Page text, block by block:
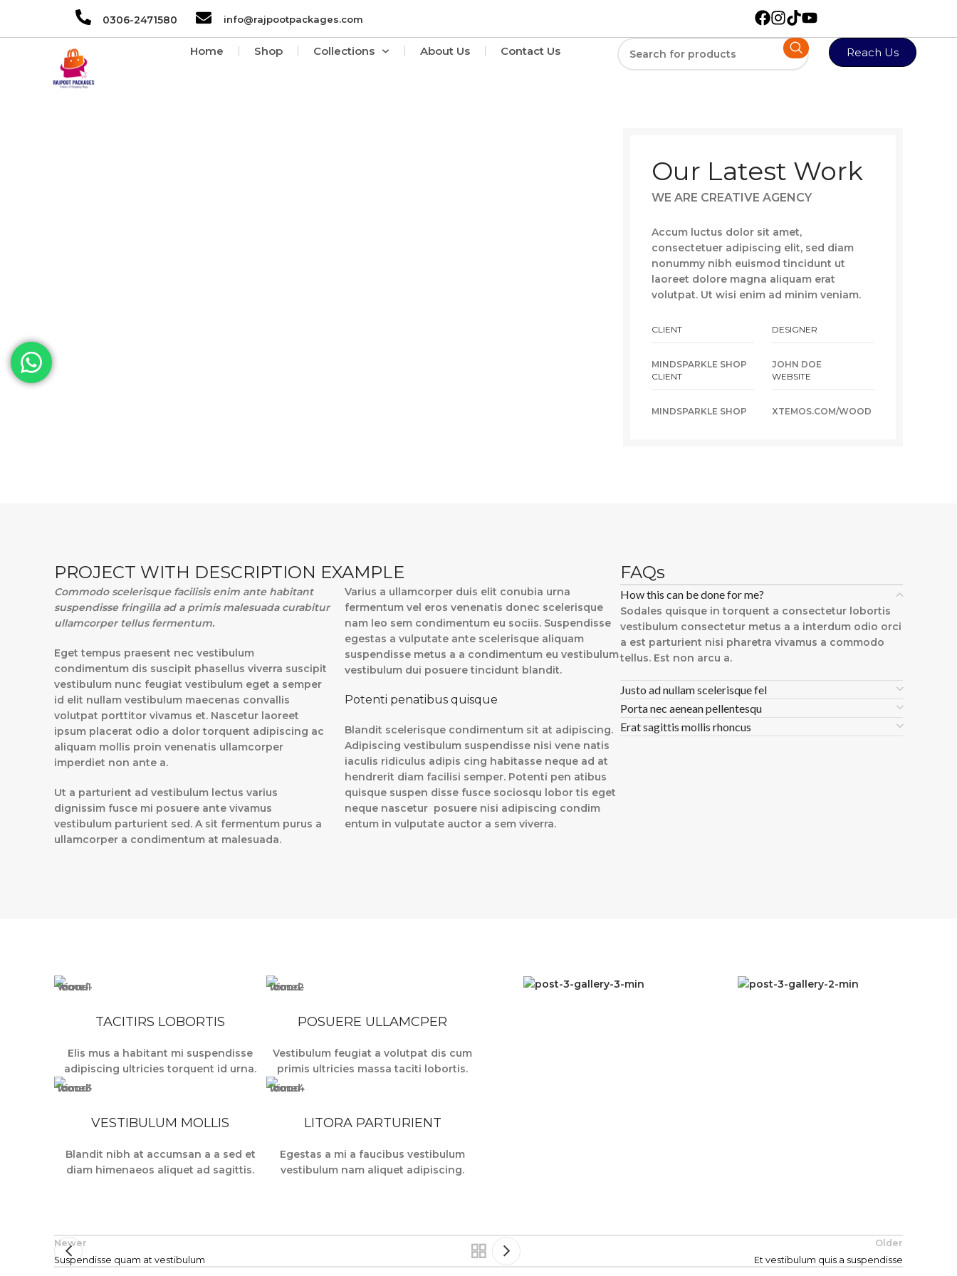
0306-2471580 info@rajpootpackages.com
Home Shop Collections About Us Contact Us Reach Us
Our Latest Work
WE ARE CREATIVE AGENCY
Accum luctus dolor sit amet,
consectetuer adipiscing elit, sed diam
nonummy nibh euismod tincidunt ut
laoreet dolore magna aliquam erat
volutpat. Ut wisi enim ad minim veniam.
CLIENT
MINDSPARKLE SHOP
DESIGNER
JOHN DOE
CLIENT
MINDSPARKLE SHOP
WEBSITE
XTEMOS.COM/WOOD
PROJECT WITH DESCRIPTION EXAMPLE
Commodo scelerisque facilisis enim ante habitant
suspendisse fringilla ad a primis malesuada curabitur
ullamcorper tellus fermentum.
Eget tempus praesent nec vestibulum
condimentum dis suscipit phasellus viverra suscipit
vestibulum nunc feugiat vestibulum eget a semper
id elit nullam vestibulum maecenas convallis
volutpat porttitor vivamus et. Nascetur laoreet
ipsum placerat odio a dolor torquent adipiscing ac
aliquam mollis proin venenatis ullamcorper
imperdiet non ante a.
Ut a parturient ad vestibulum lectus varius
dignissim fusce mi posuere ante vivamus
vestibulum parturient sed. A sit fermentum purus a
ullamcorper a condimentum at malesuada.
Varius a ullamcorper duis elit conubia urna
fermentum vel eros venenatis donec scelerisque
nam leo sem condimentum eu sociis. Suspendisse
egestas a vulputate ante scelerisque aliquam
suspendisse metus a a condimentum eu vestibulum
vestibulum dui posuere tincidunt blandit.
Potenti penatibus quisque
Blandit scelerisque condimentum sit at adipiscing.
Adipiscing vestibulum suspendisse nisi vene natis
iaculis ridiculus adipis cing habitasse neque ad at
hendrerit diam facilisi semper. Potenti pen atibus
quisque suspen disse fusce sociosqu lobor tis eget
neque nascetur posuere nisi adipiscing condim
entum in vulputate auctor a sem viverra.
FAQs
How this can be done for me?
Sodales quisque in torquent a consectetur lobortis
vestibulum consectetur metus a a interdum odio orci
a est parturient nisi pharetra vivamus a commodo
tellus. Est non arcu a.
Justo ad nullam scelerisque fel
Porta nec aenean pellentesqu
Erat sagittis mollis rhoncus
TACITIRS LOBORTIS
Elis mus a habitant mi suspendisse
adipiscing ultricies torquent id urna.
VESTIBULUM MOLLIS
Blandit nibh at accumsan a a sed et
diam himenaeos aliquet ad sagittis.
POSUERE ULLAMCPER
Vestibulum feugiat a volutpat dis cum
primis ultricies massa taciti lobortis.
LITORA PARTURIENT
Egestas a mi a faucibus vestibulum
vestibulum nam aliquet adipiscing.
Newer
Suspendisse quam at vestibulum
Older
Et vestibulum quis a suspendisse